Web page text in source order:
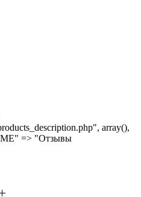
array(),
=> "Отзывы